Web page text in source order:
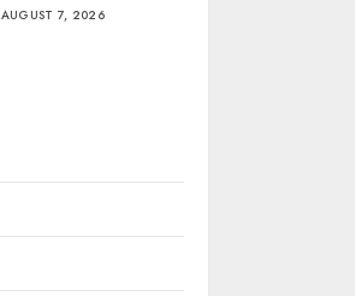
AUGUST 7, 2026